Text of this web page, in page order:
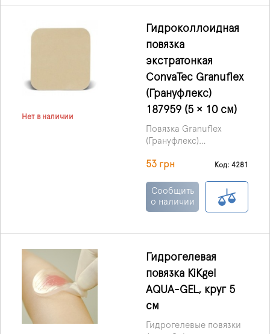
Нет в наличии
Гидроколлоидная
повязка
экстратонкая
ConvaTec Granuflex
(Грануфлекс)
187959 (5 × 10 см)
Повязка Granuflex
(Грануфлекс)
экстра тонкая,
(Великобритания) –
перевязочный
материал, наложение
инфекций и улучшает ее
заживление.
53 грн Код: 4281
Сообщить
о наличии
Гидрогелевая
повязка KiKgеl
AQUA-GEL, круг 5
см
Гидрогелевые повязки